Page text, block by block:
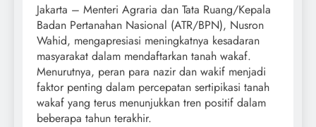
Jakarta – Menteri Agraria dan Tata Ruang/Kepala
Badan Pertanahan Nasional (ATR/BPN), Nusron
Wahid, mengapresiasi meningkatnya kesadaran
masyarakat dalam mendaftarkan tanah wakaf.
Menurutnya, peran para nazir dan wakif menjadi
faktor penting dalam percepatan sertipikasi tanah
wakaf yang terus menunjukkan tren positif dalam
beberapa tahun terakhir.